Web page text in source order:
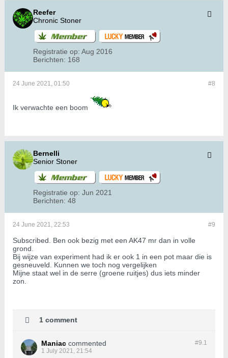
Reefer
Chronic Stoner
Registratie op: Aug 2016
Berichten: 168
#8
24 June 2021, 01:50
Ik verwachte een boom
Bernelli
Senior Stoner
Registratie op: Jun 2021
Berichten: 48
#9
24 June 2021, 22:53
Subscribed. Ben ook bezig met een AK47 mr dan in volle
grond.
Bij wijze van experiment had ik er ook 1 in een pot maar die is
gesneuveld. Kunnen we toch nog vergelijken
Mijne staat wel in de serre (groene ruitjes) dus iets minder
zon.
1 comment
#9.1
Maniac commented
1 July 2021, 21:54